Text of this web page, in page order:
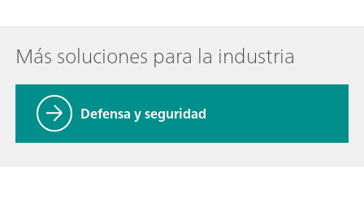
Más soluciones para la industria
Defensa y seguridad